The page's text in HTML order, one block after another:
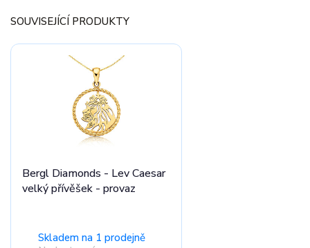
SOUVISEJÍCÍ PRODUKTY
Bergl Diamonds - Lev Caesar
velký přívěšek - provaz
Skladem na 1 prodejně